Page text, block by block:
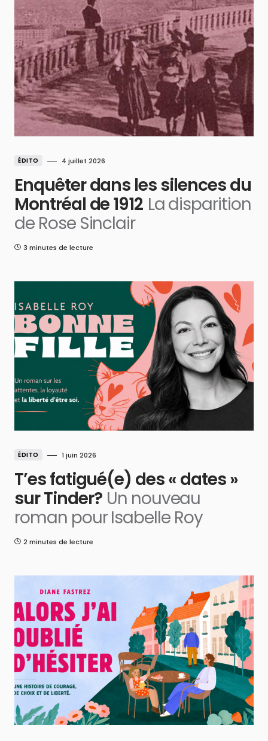
ÉDITO 4 juillet 2026
Enquêter dans les silences du
Montréal de 1912 La disparition
de Rose Sinclair
3 minutes de lecture
ÉDITO 1 juin 2026
T’es fatigué(e) des « dates »
sur Tinder? Un nouveau
roman pour Isabelle Roy
2 minutes de lecture